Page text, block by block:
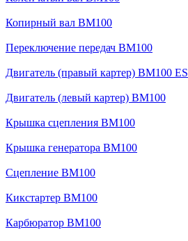
Копирный вал BM100
Переключение передач BM100
Двигатель (правый картер) BM100 ES
Двигатель (левый картер) BM100
Крышка сцепления BM100
Крышка генератора BM100
Сцепление BM100
Кикстартер BM100
Карбюратор BM100